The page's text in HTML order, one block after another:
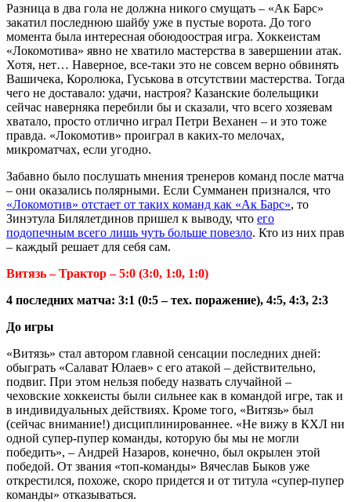
Разница в два гола не должна никого смущать – «Ак Барс»
закатил последнюю шайбу уже в пустые ворота. До того
момента была интересная обоюдоострая игра. Хоккеистам
«Локомотива» явно не хватило мастерства в завершении атак.
Хотя, нет… Наверное, все-таки это не совсем верно обвинять
Вашичека, Королюка, Гуськова в отсутствии мастерства. Тогда
чего не доставало: удачи, настроя? Казанские болельщики
сейчас наверняка перебили бы и сказали, что всего хозяевам
хватало, просто отлично играл Петри Веханен – и это тоже
правда. «Локомотив» проиграл в каких-то мелочах,
микроматчах, если угодно.
Забавно было послушать мнения тренеров команд после матча
– они оказались полярными. Если Сумманен признался, что
«Локомотив» отстает от таких команд как «Ак Барс», то
Зинэтула Билялетдинов пришел к выводу, что его
подопечным всего лишь чуть больше повезло. Кто из них прав
– каждый решает для себя сам.
Витязь – Трактор – 5:0 (3:0, 1:0, 1:0)
4 последних матча: 3:1 (0:5 – тех. поражение), 4:5, 4:3, 2:3
До игры
«Витязь» стал автором главной сенсации последних дней:
обыграть «Салават Юлаев» с его атакой – действительно,
подвиг. При этом нельзя победу назвать случайной –
чеховские хоккеисты были сильнее как в командой игре, так и
в индивидуальных действиях. Кроме того, «Витязь» был
(сейчас внимание!) дисциплинированнее. «Не вижу в КХЛ ни
одной супер-пупер команды, которую бы мы не могли
победить», – Андрей Назаров, конечно, был окрылен этой
победой. От звания «топ-команды» Вячеслав Быков уже
открестился, похоже, скоро придется и от титула «супер-пупер
команды» отказываться.